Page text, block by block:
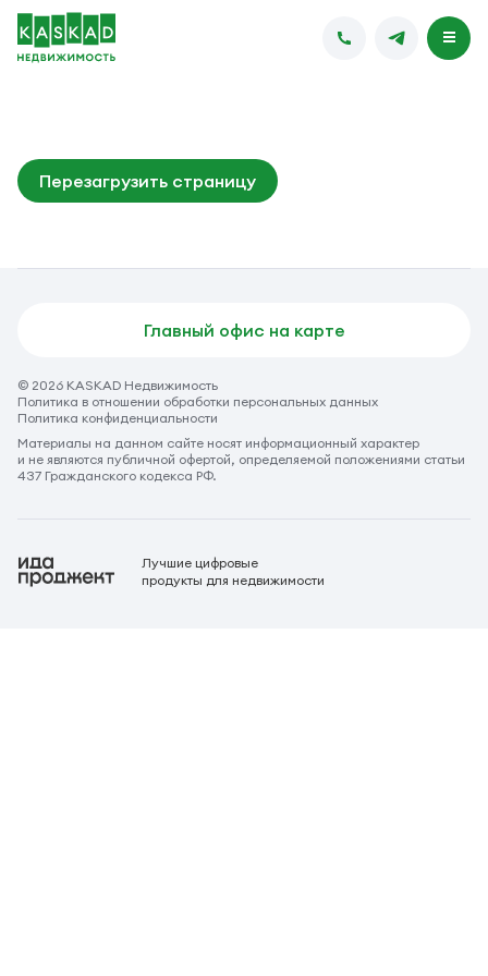
Перезагрузить страницу
Главный офис на карте
© 2026 KASKAD Недвижимость
Политика в отношении обработки персональных данных
Политика конфиденциальности
Материалы на данном сайте носят информационный характер
и не являются публичной офертой, определяемой положениями статьи
437 Гражданского кодекса РФ.
Лучшие цифровые
продукты для недвижимости